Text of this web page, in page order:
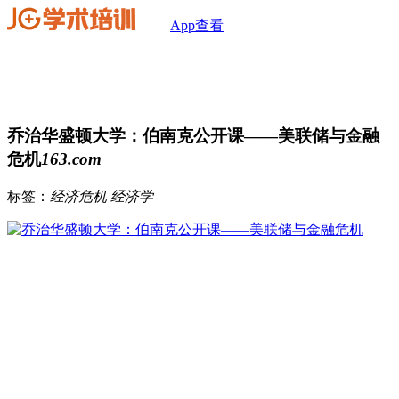
App查看
乔治华盛顿大学：伯南克公开课——美联储与金融
危机163.com
标签： 经济危机 经济学